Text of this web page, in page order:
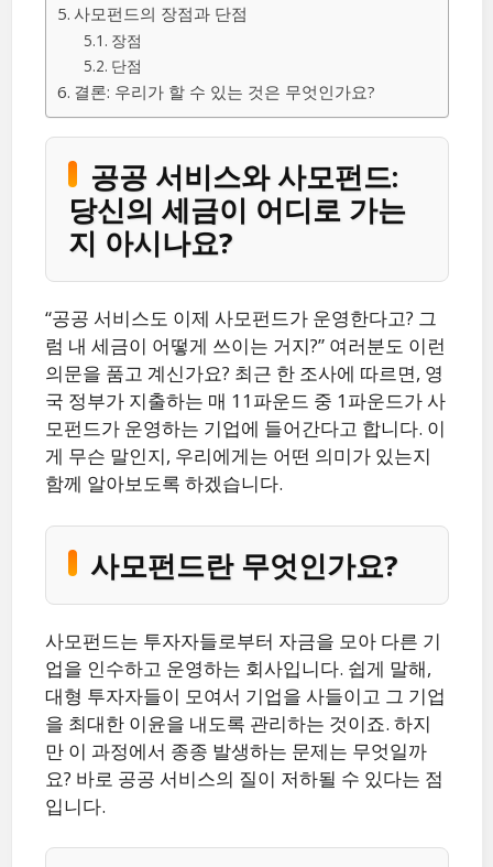
사모펀드의 장점과 단점
장점
단점
결론: 우리가 할 수 있는 것은 무엇인가요?
공공 서비스와 사모펀드:
당신의 세금이 어디로 가는
지 아시나요?
“공공 서비스도 이제 사모펀드가 운영한다고? 그
럼 내 세금이 어떻게 쓰이는 거지?” 여러분도 이런
의문을 품고 계신가요? 최근 한 조사에 따르면, 영
국 정부가 지출하는 매 11파운드 중 1파운드가 사
모펀드가 운영하는 기업에 들어간다고 합니다. 이
게 무슨 말인지, 우리에게는 어떤 의미가 있는지
함께 알아보도록 하겠습니다.
사모펀드란 무엇인가요?
사모펀드는 투자자들로부터 자금을 모아 다른 기
업을 인수하고 운영하는 회사입니다. 쉽게 말해,
대형 투자자들이 모여서 기업을 사들이고 그 기업
을 최대한 이윤을 내도록 관리하는 것이죠. 하지
만 이 과정에서 종종 발생하는 문제는 무엇일까
요? 바로 공공 서비스의 질이 저하될 수 있다는 점
입니다.